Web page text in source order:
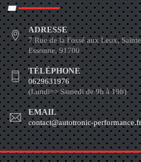
ADRESSE
7 Rue de la Fossé aux Leux,
Essonne, 91700
TÉLÉPHONE
0629631976
(Lundi=> Samedi de 9h à 19h)
EMAIL
contact@autotronic-performance.fr